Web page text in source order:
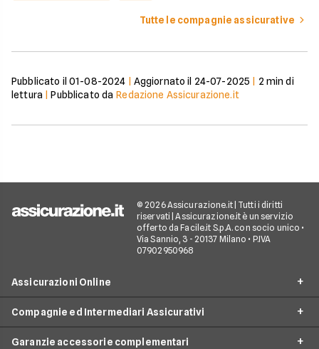
Tutte le compagnie assicurative
Pubblicato il 01-08-2024 Aggiornato il 24-07-2025 2 min di
lettura |Pubblicato da Redazione Assicurazione.it
© 2026 Assicurazione.it | Tutti i diritti
riservati | Assicurazione.it è un servizio
offerto da Facile.it S.p.A. con socio unico •
Via Sannio, 3 - 20137 Milano • P.IVA
07902950968
Assicurazioni Online
RC Auto
RC Moto
Compagnie ed Intermediari Assicurativi
Garanzie accessorie complementari